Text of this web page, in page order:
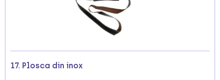
17. Plosca din inox